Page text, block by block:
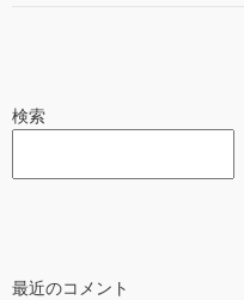
検索
最近のコメント